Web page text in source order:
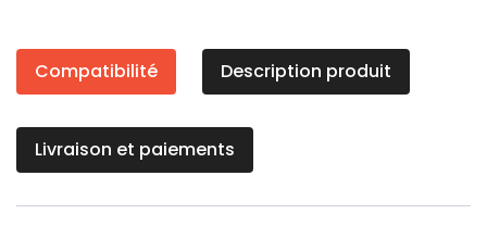
Compatibilité Description produit
Livraison et paiements